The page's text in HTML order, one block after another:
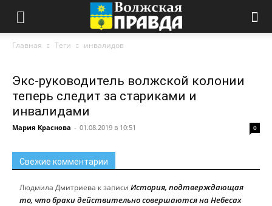
Главная Теги инвалидов
Экс-руководитель волжской колонии
теперь следит за стариками и
инвалидами
Мария Краснова - 01.08.2019 в 10:51 0
Свежие комментарии
Людмила Дмитриева к записи История, подтверждающая
то, что браки действительно совершаются на Небесах